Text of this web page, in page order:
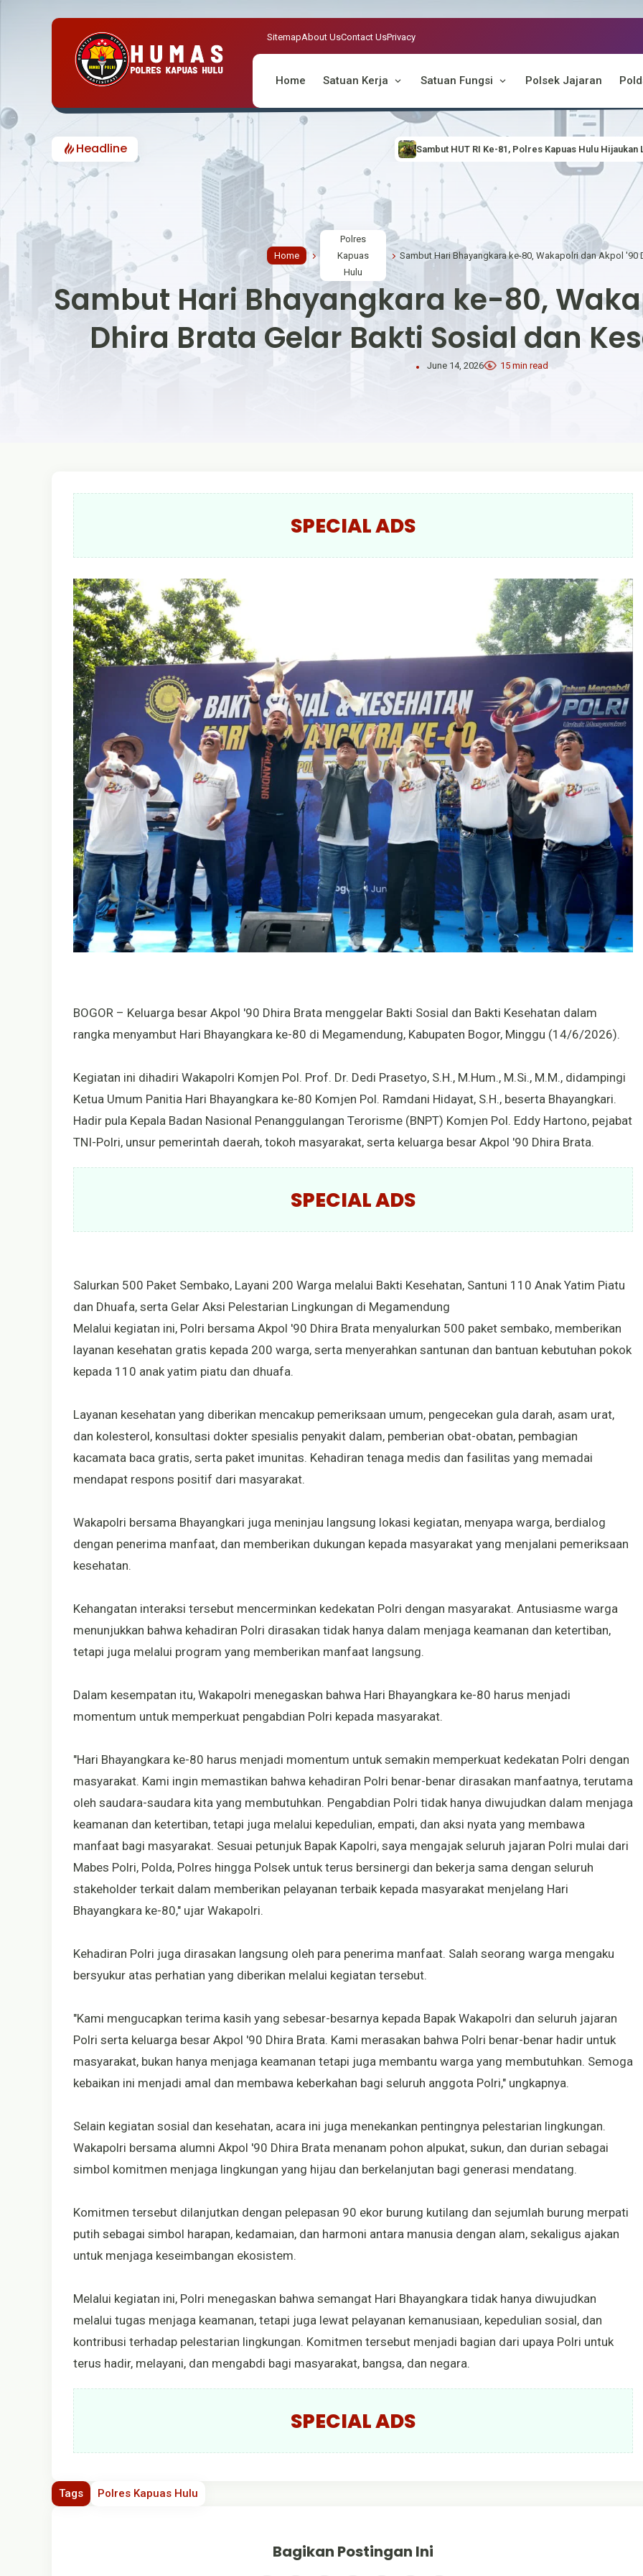
SitemapAbout UsContact UsPrivacy
Home Satuan Kerja Satuan Fungsi Polsek Jajaran
Headline Sambut HUT RI Ke-81, Polres Kapuas Hulu Hijaukan Lingkungan Lewat Gerakan
Home
Polres
Kapuas
Hulu
Sambut Hari Bhayangkara ke-80,
Dhira Brata Gelar Bakti Sosial dan
June 14, 2026 15 min read
SPECIAL ADS
BOGOR – Keluarga besar Akpol '90 Dhira Brata menggelar Bakti Sosial dan Bakti Kesehatan dalam
rangka menyambut Hari Bhayangkara ke-80 di Megamendung, Kabupaten Bogor, Minggu (14/6/2026).
Kegiatan ini dihadiri Wakapolri Komjen Pol. Prof. Dr. Dedi Prasetyo, S.H., M.Hum., M.Si., M.M., didampingi
Ketua Umum Panitia Hari Bhayangkara ke-80 Komjen Pol. Ramdani Hidayat, S.H., beserta Bhayangkari.
Hadir pula Kepala Badan Nasional Penanggulangan Terorisme (BNPT) Komjen Pol. Eddy Hartono, pejabat
TNI-Polri, unsur pemerintah daerah, tokoh masyarakat, serta keluarga besar Akpol '90 Dhira Brata.
SPECIAL ADS
Salurkan 500 Paket Sembako, Layani 200 Warga melalui Bakti Kesehatan, Santuni 110 Anak Yatim Piatu
dan Dhuafa, serta Gelar Aksi Pelestarian Lingkungan di Megamendung
Melalui kegiatan ini, Polri bersama Akpol '90 Dhira Brata menyalurkan 500 paket sembako, memberikan
layanan kesehatan gratis kepada 200 warga, serta menyerahkan santunan dan bantuan kebutuhan pokok
kepada 110 anak yatim piatu dan dhuafa.
Layanan kesehatan yang diberikan mencakup pemeriksaan umum, pengecekan gula darah, asam urat,
dan kolesterol, konsultasi dokter spesialis penyakit dalam, pemberian obat-obatan, pembagian
kacamata baca gratis, serta paket imunitas. Kehadiran tenaga medis dan fasilitas yang memadai
mendapat respons positif dari masyarakat.
Wakapolri bersama Bhayangkari juga meninjau langsung lokasi kegiatan, menyapa warga, berdialog
dengan penerima manfaat, dan memberikan dukungan kepada masyarakat yang menjalani pemeriksaan
kesehatan.
Kehangatan interaksi tersebut mencerminkan kedekatan Polri dengan masyarakat. Antusiasme warga
menunjukkan bahwa kehadiran Polri dirasakan tidak hanya dalam menjaga keamanan dan ketertiban,
tetapi juga melalui program yang memberikan manfaat langsung.
Dalam kesempatan itu, Wakapolri menegaskan bahwa Hari Bhayangkara ke-80 harus menjadi
momentum untuk memperkuat pengabdian Polri kepada masyarakat.
"Hari Bhayangkara ke-80 harus menjadi momentum untuk semakin memperkuat kedekatan Polri dengan
masyarakat. Kami ingin memastikan bahwa kehadiran Polri benar-benar dirasakan manfaatnya, terutama
oleh saudara-saudara kita yang membutuhkan. Pengabdian Polri tidak hanya diwujudkan dalam menjaga
keamanan dan ketertiban, tetapi juga melalui kepedulian, empati, dan aksi nyata yang membawa
manfaat bagi masyarakat. Sesuai petunjuk Bapak Kapolri, saya mengajak seluruh jajaran Polri mulai dari
Mabes Polri, Polda, Polres hingga Polsek untuk terus bersinergi dan bekerja sama dengan seluruh
stakeholder terkait dalam memberikan pelayanan terbaik kepada masyarakat menjelang Hari
Bhayangkara ke-80," ujar Wakapolri.
Kehadiran Polri juga dirasakan langsung oleh para penerima manfaat. Salah seorang warga mengaku
bersyukur atas perhatian yang diberikan melalui kegiatan tersebut.
"Kami mengucapkan terima kasih yang sebesar-besarnya kepada Bapak Wakapolri dan seluruh jajaran
Polri serta keluarga besar Akpol '90 Dhira Brata. Kami merasakan bahwa Polri benar-benar hadir untuk
masyarakat, bukan hanya menjaga keamanan tetapi juga membantu warga yang membutuhkan. Semoga
kebaikan ini menjadi amal dan membawa keberkahan bagi seluruh anggota Polri," ungkapnya.
Selain kegiatan sosial dan kesehatan, acara ini juga menekankan pentingnya pelestarian lingkungan.
Wakapolri bersama alumni Akpol '90 Dhira Brata menanam pohon alpukat, sukun, dan durian sebagai
simbol komitmen menjaga lingkungan yang hijau dan berkelanjutan bagi generasi mendatang.
Komitmen tersebut dilanjutkan dengan pelepasan 90 ekor burung kutilang dan sejumlah burung merpati
putih sebagai simbol harapan, kedamaian, dan harmoni antara manusia dengan alam, sekaligus ajakan
untuk menjaga keseimbangan ekosistem.
Melalui kegiatan ini, Polri menegaskan bahwa semangat Hari Bhayangkara tidak hanya diwujudkan
melalui tugas menjaga keamanan, tetapi juga lewat pelayanan kemanusiaan, kepedulian sosial, dan
kontribusi terhadap pelestarian lingkungan. Komitmen tersebut menjadi bagian dari upaya Polri untuk
terus hadir, melayani, dan mengabdi bagi masyarakat, bangsa, dan negara.
SPECIAL ADS
Tags Polres Kapuas Hulu
Bagikan Postingan Ini